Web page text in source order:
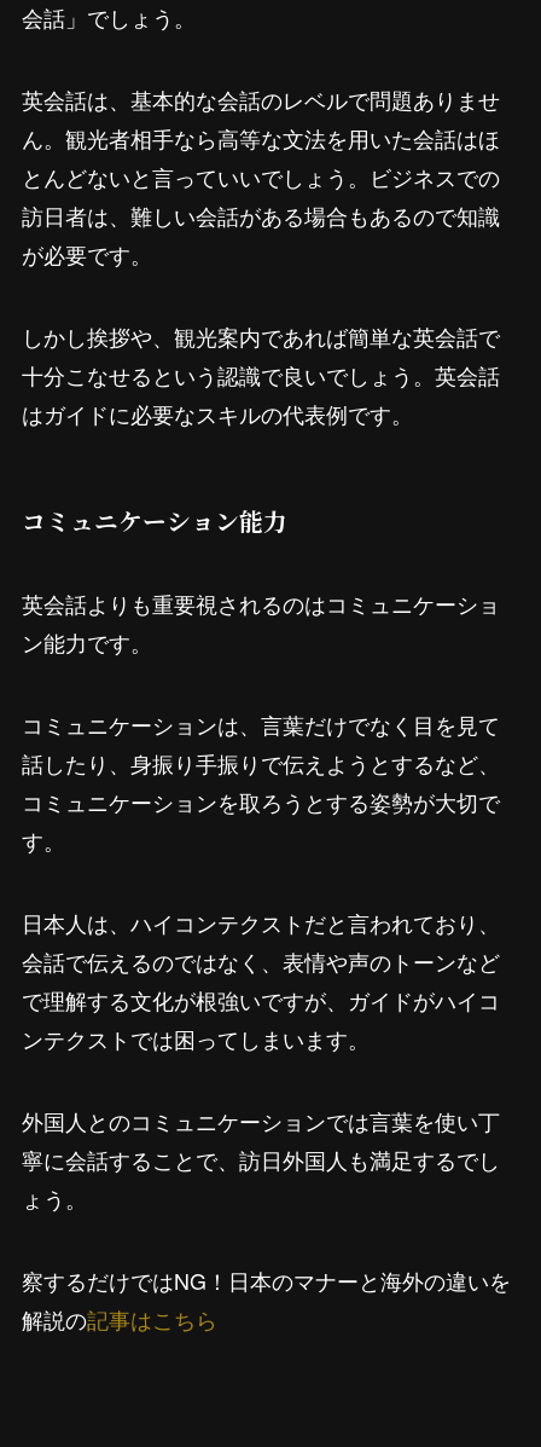
会話」でしょう。
英会話は、基本的な会話のレベルで問題ありませ
ん。観光者相手なら高等な文法を用いた会話はほ
とんどないと言っていいでしょう。ビジネスでの
訪日者は、難しい会話がある場合もあるので知識
が必要です。
しかし挨拶や、観光案内であれば簡単な英会話で
十分こなせるという認識で良いでしょう。英会話
はガイドに必要なスキルの代表例です。
コミュニケーション能力
英会話よりも重要視されるのはコミュニケーショ
ン能力です。
コミュニケーションは、言葉だけでなく目を見て
話したり、身振り手振りで伝えようとするなど、
コミュニケーションを取ろうとする姿勢が大切で
す。
日本人は、ハイコンテクストだと言われており、
会話で伝えるのではなく、表情や声のトーンなど
で理解する文化が根強いですが、ガイドがハイコ
ンテクストでは困ってしまいます。
外国人とのコミュニケーションでは言葉を使い丁
寧に会話することで、訪日外国人も満足するでし
ょう。
察するだけではNG！日本のマナーと海外の違いを
解説の記事はこちら